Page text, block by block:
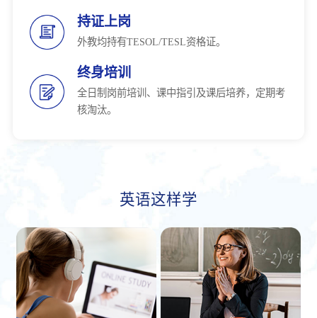
持证上岗
外教均持有TESOL/TESL资格证。
终身培训
全日制岗前培训、课中指引及课后培养，定期考
核淘汰。
英语这样学